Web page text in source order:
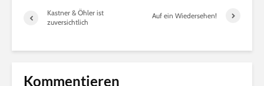
Kastner & Öhler ist
zuversichtlich
Auf ein Wiedersehen!
Kommentieren